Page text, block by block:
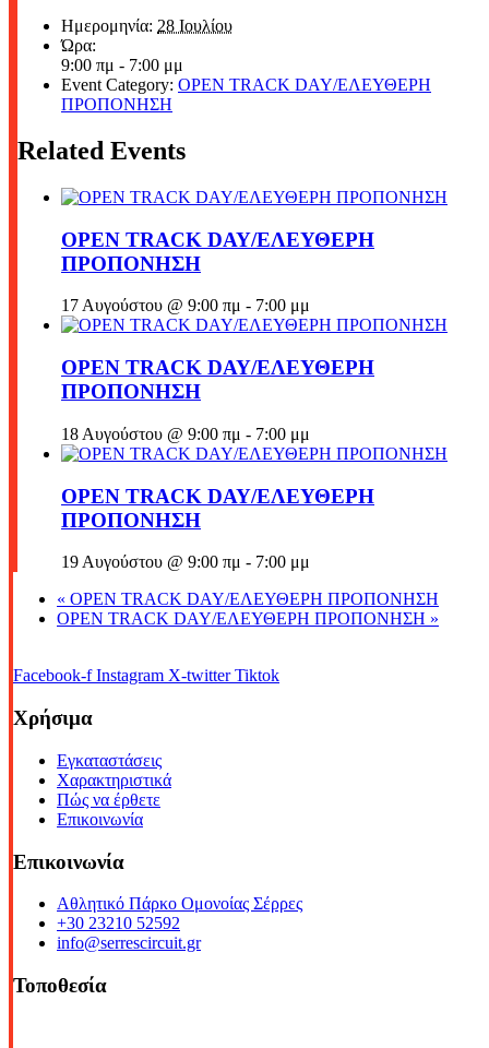
Ημερομηνία: 28 Ιουλίου
Ώρα:
9:00 πμ - 7:00 μμ
Event Category: OPEN TRACK DAY/ΕΛΕΥΘΕΡΗ
ΠΡΟΠΟΝΗΣΗ
Related Events
OPEN TRACK DAY/ΕΛΕΥΘΕΡΗ
ΠΡΟΠΟΝΗΣΗ
17 Αυγούστου @ 9:00 πμ - 7:00 μμ
OPEN TRACK DAY/ΕΛΕΥΘΕΡΗ
ΠΡΟΠΟΝΗΣΗ
18 Αυγούστου @ 9:00 πμ - 7:00 μμ
OPEN TRACK DAY/ΕΛΕΥΘΕΡΗ
ΠΡΟΠΟΝΗΣΗ
19 Αυγούστου @ 9:00 πμ - 7:00 μμ
« OPEN TRACK DAY/ΕΛΕΥΘΕΡΗ ΠΡΟΠΟΝΗΣΗ
OPEN TRACK DAY/ΕΛΕΥΘΕΡΗ ΠΡΟΠΟΝΗΣΗ »
Facebook-f Instagram X-twitter Tiktok
Χρήσιμα
Εγκαταστάσεις
Χαρακτηριστικά
Πώς να έρθετε
Επικοινωνία
Επικοινωνία
Αθλητικό Πάρκο Ομονοίας Σέρρες
+30 23210 52592
info@serrescircuit.gr
Τοποθεσία